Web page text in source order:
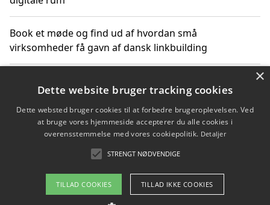
Book et møde og find ud af hvordan små
virksomheder få gavn af dansk linkbuilding
får du indgår et samarbejde
Hold et møde med en WordPress ekspert og vælg den
mest professionelle til at vedligeholde din løsning
Copyright 2026 - Pilanto Aps
×
Dette website bruger tracking cookies
Dette websted bruger cookies til at forbedre brugeroplevelsen. Ved
at bruge vores hjemmeside accepterer du alle cookies i
overensstemmelse med vores cookiepolitik. Detaljer
STRENGT NØDVENDIGE
TILLAD COOKIES TILLAD IKKE COOKIES